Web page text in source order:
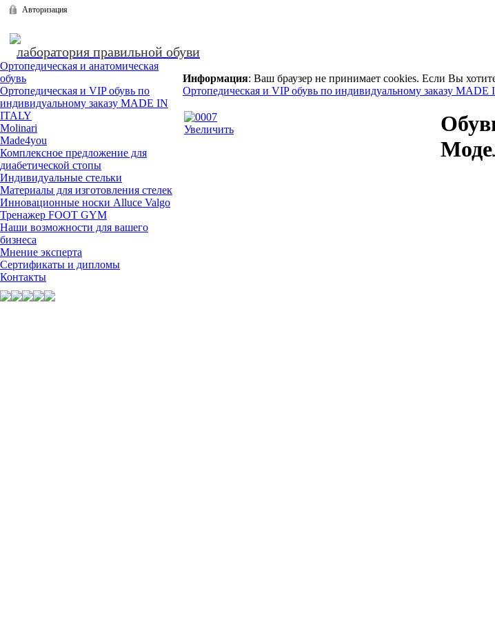
Авторизация
лаборатория правильной обуви
Ортопедическая и анатомическая
обувь
Ортопедическая и VIP обувь по
индивидуальному заказу MADE IN
ITALY
Molinari
Made4you
Комплексное предложение для
диабетической стопы
Индивидуальные стельки
Материалы для изготовления стелек
Инновационные носки Alluce Valgo
Тренажер FOOT GYM
Наши возможности для вашего
бизнеса
Мнение эксперта
Сертификаты и дипломы
Контакты
Информация: Ваш браузер не принимает cookies. Если Вы
Ортопедическая и VIP обувь по индивидуальному заказу
Увеличить